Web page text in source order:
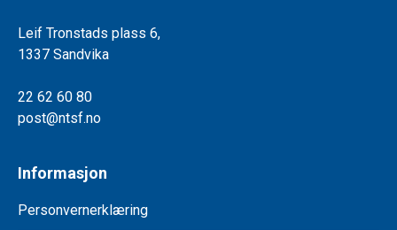
Leif Tronstads plass 6,
1337 Sandvika
22 62 60 80
post@ntsf.no
Informasjon
Personvernerklæring